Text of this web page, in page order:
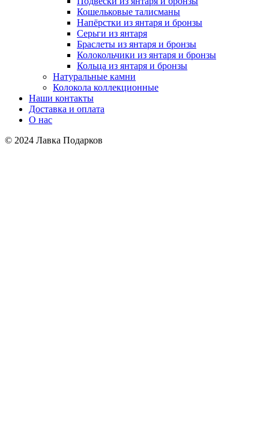
Кошельковые талисманы
Напёрстки из янтаря и бронзы
Серьги из янтаря
Браслеты из янтаря и бронзы
Колокольчики из янтаря и бронзы
Кольца из янтаря и бронзы
Натуральные камни
Колокола коллекционные
Наши контакты
Доставка и оплата
О нас
© 2024 Лавка Подарков